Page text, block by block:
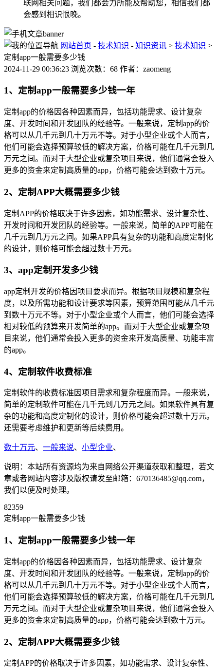
联网相关问题，我们都会力所能及帮助您，相信我们都
会感到相识恨晚。
网站首页 - 技术知识 - 知识资讯 > 技术知识 >
定制app一般需要多少钱
2024-11-29 00:36:23 浏览次数：68 作者：zaomeng
1、定制app一般需要多少钱一年
定制app的价格因各种因素而异，包括功能需求、设计复杂
度、开发时间和开发团队的经验等。一般来说，定制app的价
格可以从几千元到几十万元不等。对于小型企业或个人而言，
他们可能会选择预算较低的解决方案，价格可能在几千元到几
万元之间。而对于大型企业或复杂项目来说，他们通常会投入
更多的资金来定制高质量的app，价格可能会达到数十万元。
2、定制APP大概需要多少钱
定制APP的价格取决于许多因素，如功能需求、设计复杂性、
开发时间和开发团队的经验等。一般来说，简单的APP可能在
几千元到几万元之间。如果APP具有复杂的功能和高度定制化
的设计，则价格可能会超过数十万元。
3、app定制开发多少钱
app定制开发的价格因项目要求而异。根据项目规模和复杂程
度，以及所需功能和设计要求等因素，预算范围可能从几千元
到数十万元不等。对于小型企业或个人而言，他们可能会选择
相对较低的预算来开发简单的app。而对于大型企业或复杂项
目来说，他们通常会投入更多的资金来开发高质量、功能丰富
的app。
4、定制软件收费标准
定制软件的收费标准因项目需求和复杂程度而异。一般来说，
简单的定制软件可能在几千元到几万元之间。如果软件具有复
杂的功能和高度定制化的设计，则价格可能会超过数十万元。
还需要考虑维护和更新等后续费用。
数十万元、 一般来说、 小型企业、
说明：本站所有资源均为来自网络公开渠道获取和整理，若文
章或者网站内容涉及版权请发至邮箱：670136485@qq.com，
我们以便及时处理。
82359
定制app一般需要多少钱
1、定制app一般需要多少钱一年
定制app的价格因各种因素而异，包括功能需求、设计复杂
度、开发时间和开发团队的经验等。一般来说，定制app的价
格可以从几千元到几十万元不等。对于小型企业或个人而言，
他们可能会选择预算较低的解决方案，价格可能在几千元到几
万元之间。而对于大型企业或复杂项目来说，他们通常会投入
更多的资金来定制高质量的app，价格可能会达到数十万元。
2、定制APP大概需要多少钱
定制APP的价格取决于许多因素，如功能需求、设计复杂性、